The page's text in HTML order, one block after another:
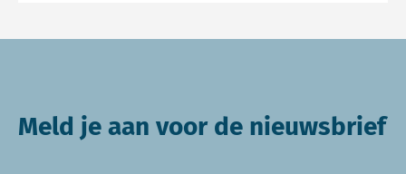
Meld je aan voor de nieuwsbrief